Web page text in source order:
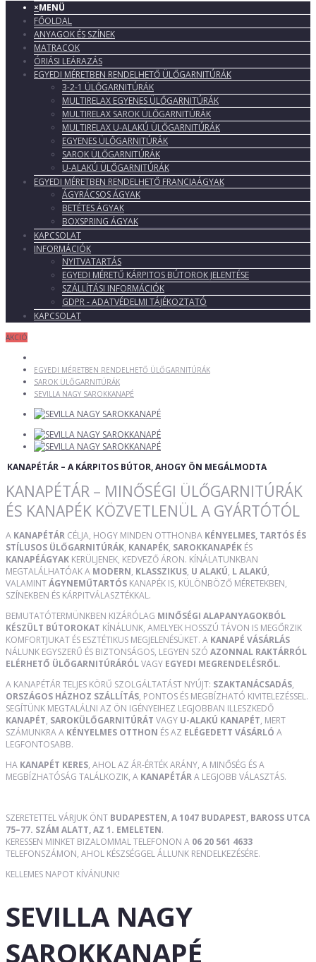
×MENÜ
FŐOLDAL
ANYAGOK ÉS SZÍNEK
MATRACOK
ÓRIÁSI LEÁRAZÁS
EGYEDI MÉRETBEN RENDELHETŐ ÜLŐGARNITÚRÁK
3-2-1 ÜLŐGARNITÚRÁK
MULTIRELAX EGYENES ÜLŐGARNITÚRÁK
MULTIRELAX SAROK ÜLŐGARNITÚRÁK
MULTIRELAX U-ALAKÚ ÜLŐGARNITÚRÁK
EGYENES ÜLŐGARNITÚRÁK
SAROK ÜLŐGARNITÚRÁK
U-ALAKÚ ÜLŐGARNITÚRÁK
EGYEDI MÉRETBEN RENDELHETŐ FRANCIAÁGYAK
ÁGYRÁCSOS ÁGYAK
BETÉTES ÁGYAK
BOXSPRING ÁGYAK
KAPCSOLAT
INFORMÁCIÓK
NYITVATARTÁS
EGYEDI MÉRETŰ KÁRPITOS BÚTOROK JELENTÉSE
SZÁLLÍTÁSI INFORMÁCIÓK
GDPR - ADATVÉDELMI TÁJÉKOZTATÓ
KAPCSOLAT
AKCIÓ
EGYEDI MÉRETBEN RENDELHETŐ ÜLŐGARNITÚRÁK
SAROK ÜLŐGARNITÚRÁK
SEVILLA NAGY SAROKKANAPÉ
KANAPÉTÁR – A KÁRPITOS BÚTOR, AHOGY ÖN MEGÁLMODTA
KANAPÉTÁR – MINŐSÉGI ÜLŐGARNITÚRÁK
ÉS KANAPÉK KÖZVETLENÜL A GYÁRTÓTÓL
A KANAPÉTÁR CÉLJA, HOGY MINDEN OTTHONBA KÉNYELMES, TARTÓS ÉS
STÍLUSOS ÜLŐGARNITÚRÁK, KANAPÉK, SAROKKANAPÉK ÉS
KANAPÉÁGYAK KERÜLJENEK, KEDVEZŐ ÁRON. KÍNÁLATUNKBAN
MEGTALÁLHATÓAK A MODERN, KLASSZIKUS, U ALAKÚ, L ALAKÚ,
VALAMINTÁGYNEMŰTARTÓS KANAPÉK IS, KÜLÖNBÖZŐ MÉRETEKBEN,
SZÍNEKBEN ÉS KÁRPITVÁLASZTÉKKAL.
BEMUTATÓTERMÜNKBEN KIZÁRÓLAG MINŐSÉGI ALAPANYAGOKBÓL
KÉSZÜLT BÚTOROKAT KÍNÁLUNK, AMELYEK HOSSZÚ TÁVON IS MEGŐRZIK
KOMFORTJUKAT ÉS ESZTÉTIKUS MEGJELENÉSÜKET. A KANAPÉ VÁSÁRLÁS
NÁLUNK EGYSZERŰ ÉS BIZTONSÁGOS, LEGYEN SZÓ AZONNAL RAKTÁRRÓL
ELÉRHETŐ ÜLŐGARNITÚRÁRÓLVAGY EGYEDI MEGRENDELÉSRŐL.
A KANAPÉTÁR TELJES KÖRŰ SZOLGÁLTATÁST NYÚJT: SZAKTANÁCSADÁS,
ORSZÁGOS HÁZHOZ SZÁLLÍTÁS, PONTOS ÉS MEGBÍZHATÓ KIVITELEZÉSSEL.
SEGÍTÜNK MEGTALÁLNI AZ ÖN IGÉNYEIHEZ LEGJOBBAN ILLESZKEDŐ
KANAPÉT, SAROKÜLŐGARNITÚRÁT VAGY U-ALAKÚ KANAPÉT, MERT
SZÁMUNKRA A KÉNYELMES OTTHON ÉS AZ ELÉGEDETT VÁSÁRLÓ A
LEGFONTOSABB.
HA KANAPÉT KERES, AHOL AZ ÁR-ÉRTÉK ARÁNY, A MINŐSÉG ÉS A
MEGBÍZHATÓSÁG TALÁLKOZIK, A KANAPÉTÁRA LEGJOBB VÁLASZTÁS.
SZERETETTEL VÁRJUK ÖNT BUDAPESTEN, A 1047 BUDAPEST, BAROSS UTCA
75–77. SZÁM ALATT, AZ 1. EMELETEN.
KERESSEN MINKET BIZALOMMAL TELEFONON A 06 20 561 4633
TELEFONSZÁMON, AHOL KÉSZSÉGGEL ÁLLUNK RENDELKEZÉSÉRE.
KELLEMES NAPOT KÍVÁNUNK!
SEVILLA NAGY
SAROKKANAPÉ